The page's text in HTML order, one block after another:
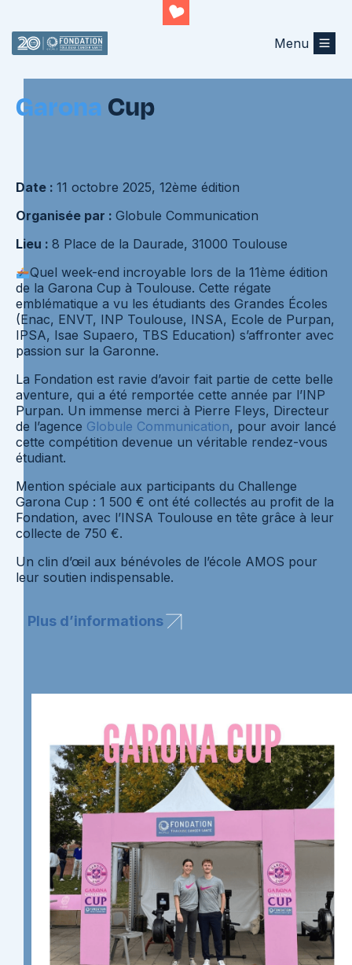
Menu
Garona Cup
Date : 11 octobre 2025, 12ème édition
Organisée par : Globule Communication
Lieu : 8 Place de la Daurade, 31000 Toulouse
Quel week-end incroyable lors de la 11ème édition
de la Garona Cup à Toulouse. Cette régate
emblématique a vu les étudiants des Grandes Écoles
(Enac, ENVT, INP Toulouse, INSA, Ecole de Purpan,
IPSA, Isae Supaero, TBS Education) s’affronter avec
passion sur la Garonne.
La Fondation est ravie d’avoir fait partie de cette belle
aventure, qui a été remportée cette année par l’INP
Purpan. Un immense merci à Pierre Fleys, Directeur
de l’agence Globule Communication, pour avoir lancé
cette compétition devenue un véritable rendez-vous
étudiant.
Mention spéciale aux participants du Challenge
Garona Cup : 1 500 € ont été collectés au profit de la
Fondation, avec l’INSA Toulouse en tête grâce à leur
collecte de 750 €.
Un clin d’œil aux bénévoles de l’école AMOS pour
leur soutien indispensable.
Plus d’informations